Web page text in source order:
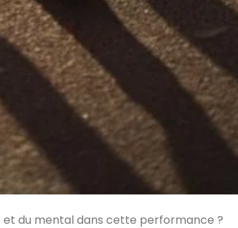
et du mental dans cette performance ?